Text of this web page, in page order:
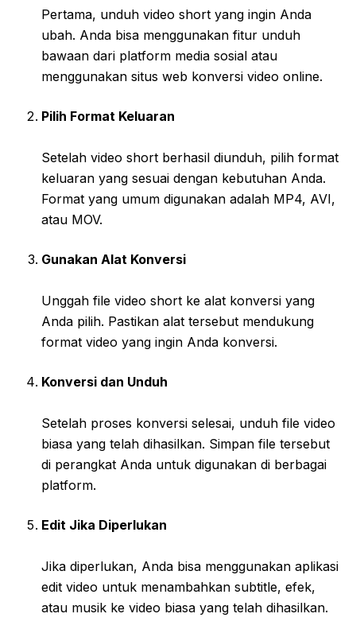
Pertama, unduh video short yang ingin Anda
ubah. Anda bisa menggunakan fitur unduh
bawaan dari platform media sosial atau
menggunakan situs web konversi video online.
Pilih Format Keluaran
Setelah video short berhasil diunduh, pilih format
keluaran yang sesuai dengan kebutuhan Anda.
Format yang umum digunakan adalah MP4, AVI,
atau MOV.
Gunakan Alat Konversi
Unggah file video short ke alat konversi yang
Anda pilih. Pastikan alat tersebut mendukung
format video yang ingin Anda konversi.
Konversi dan Unduh
Setelah proses konversi selesai, unduh file video
biasa yang telah dihasilkan. Simpan file tersebut
di perangkat Anda untuk digunakan di berbagai
platform.
Edit Jika Diperlukan
Jika diperlukan, Anda bisa menggunakan aplikasi
edit video untuk menambahkan subtitle, efek,
atau musik ke video biasa yang telah dihasilkan.